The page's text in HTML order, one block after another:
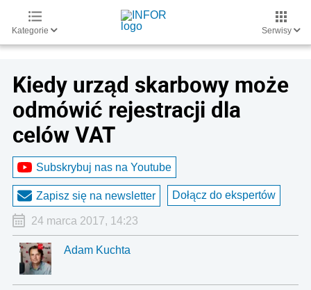
Kategorie Serwisy
Kiedy urząd skarbowy może
odmówić rejestracji dla
celów VAT
Subskrybuj nas na Youtube
Zapisz się na newsletter Dołącz do ekspertów
24 marca 2017, 14:23
Adam Kuchta